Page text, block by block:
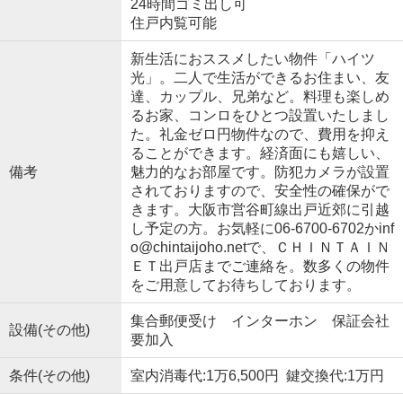
24時間ゴミ出し可
住戸内覧可能
備考
新生活におススメしたい物件「ハイツ
光」。二人で生活ができるお住まい、友
達、カップル、兄弟など。料理も楽しめ
るお家、コンロをひとつ設置いたしまし
た。礼金ゼロ円物件なので、費用を抑え
ることができます。経済面にも嬉しい、
魅力的なお部屋です。防犯カメラが設置
されておりますので、安全性の確保がで
きます。大阪市営谷町線出戸近郊に引越
し予定の方。お気軽に06-6700-6702かinf
o@chintaijoho.netで、ＣＨＩＮＴＡＩＮ
ＥＴ出戸店までご連絡を。数多くの物件
をご用意してお待ちしております。
設備(その他)
集合郵便受け インターホン 保証会社
要加入
条件(その他) 室内消毒代:1万6,500円 鍵交換代:1万円